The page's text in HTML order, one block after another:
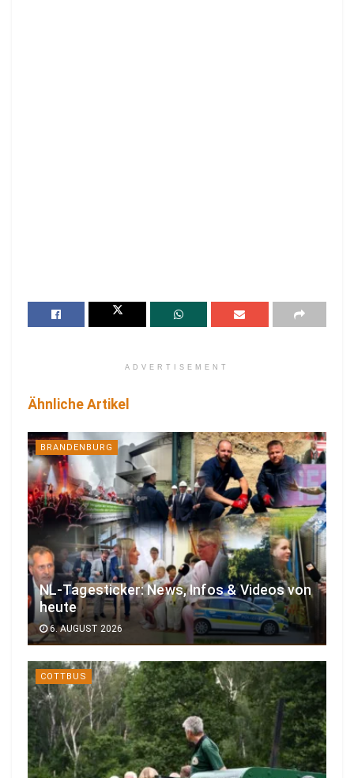
ADVERTISEMENT
Ähnliche Artikel
BRANDENBURG
NL-Tagesticker: News, Infos & Videos von
heute
6. AUGUST 2026
COTTBUS